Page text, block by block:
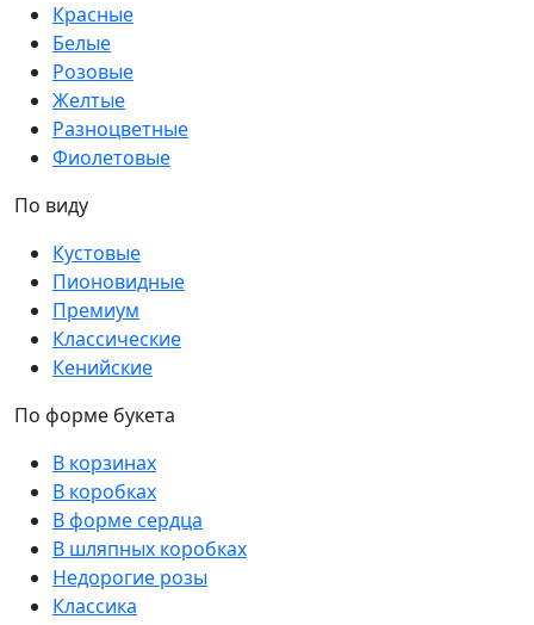
Красные
Белые
Розовые
Желтые
Разноцветные
Фиолетовые
По виду
Кустовые
Пионовидные
Премиум
Классические
Кенийские
По форме букета
В корзинах
В коробках
В форме сердца
В шляпных коробках
Недорогие розы
Классика